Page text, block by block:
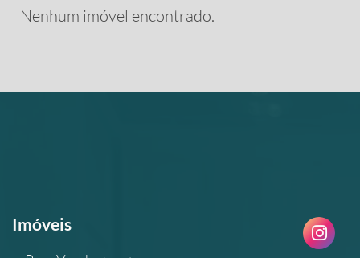
Nenhum imóvel encontrado.
Imóveis